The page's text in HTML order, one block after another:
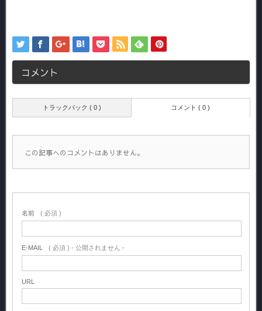
コメント
トラックバック ( 0 ) コメント ( 0 )
この記事へのコメントはありません。
名前 ( 必須 )
E-MAIL ( 必須 ) - 公開されません -
URL